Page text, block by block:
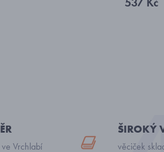
Vrchlabí
ŠIROKÝ
věciček